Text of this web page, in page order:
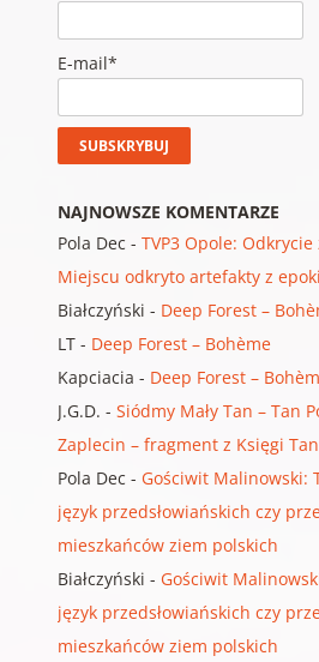
E-mail*
NAJNOWSZE KOMENTARZE
Pola Dec - TVP3 Opole:
Miejscu odkryto artefakty z
Białczyński - Deep Forest –
LT- Deep Forest – Bohème
Kapciacia - Deep Forest –
J.G.D. - Siódmy Mały Tan – Tan
Zaplecin – fragment z Księgi
Pola Dec - Gościwit Malinowski:
język przedsłowiańskich czy
mieszkańców ziem polskich
Białczyński - Gościwit
język przedsłowiańskich czy
mieszkańców ziem polskich